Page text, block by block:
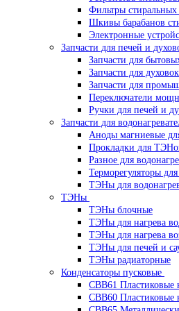
Фильтры
Шкивы барабанов
Электронные
Запчасти для печей и
Запчасти для
Запчасти для духовок
Запчасти для
Переключатели
Ручки для печей и
Запчасти для
Аноды магниевые
Прокладки для
Разное для
Терморегуляторы
ТЭНы для
ТЭНы
ТЭНы блочные
ТЭНы для нагрева
ТЭНы для нагрева
ТЭНы для печей и
ТЭНы радиаторные
Конденсаторы пусковые
CBB61 Пластиковые
CBB60 Пластиковые